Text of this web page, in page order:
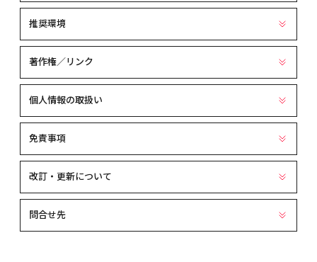
推奨環境
著作権／リンク
個人情報の取扱い
免責事項
改訂・更新について
問合せ先